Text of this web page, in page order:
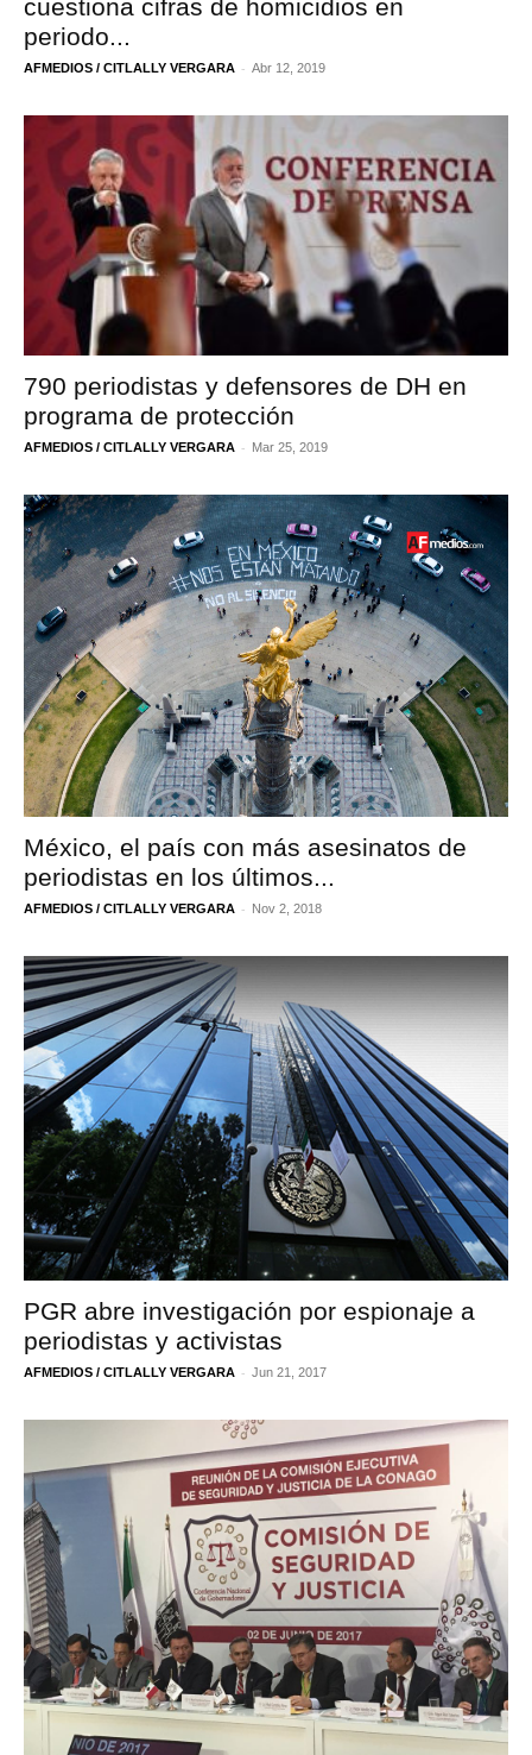
cuestiona cifras de homicidios en
periodo...
AFMEDIOS / CITLALLY VERGARA - Abr 12, 2019
790 periodistas y defensores de DH en
programa de protección
AFMEDIOS / CITLALLY VERGARA - Mar 25, 2019
México, el país con más asesinatos de
periodistas en los últimos...
AFMEDIOS / CITLALLY VERGARA - Nov 2, 2018
PGR abre investigación por espionaje a
periodistas y activistas
AFMEDIOS / CITLALLY VERGARA - Jun 21, 2017